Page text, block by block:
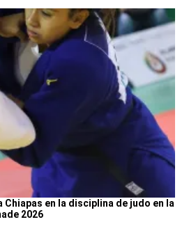
Chiapas en la disciplina de judo en la
2026